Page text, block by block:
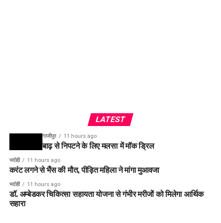
LATEST
गाजीपुर 11 hours ago
बाढ़ से निपटने के लिए मलसा में मॉक ड्रिल
भदोही 11 hours ago
करंट लगने से भैंस की मौत, पीड़ित महिला ने मांगा मुआवजा
भदोही 11 hours ago
डॉ. अम्बेडकर चिकित्सा सहायता योजना से गंभीर मरीजों को मिलेगा आर्थिक
सहारा